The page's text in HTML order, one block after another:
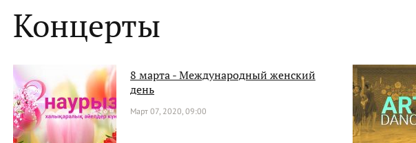
Концерты
8 марта - Международный женский
день
Март 07, 2020, 09:00